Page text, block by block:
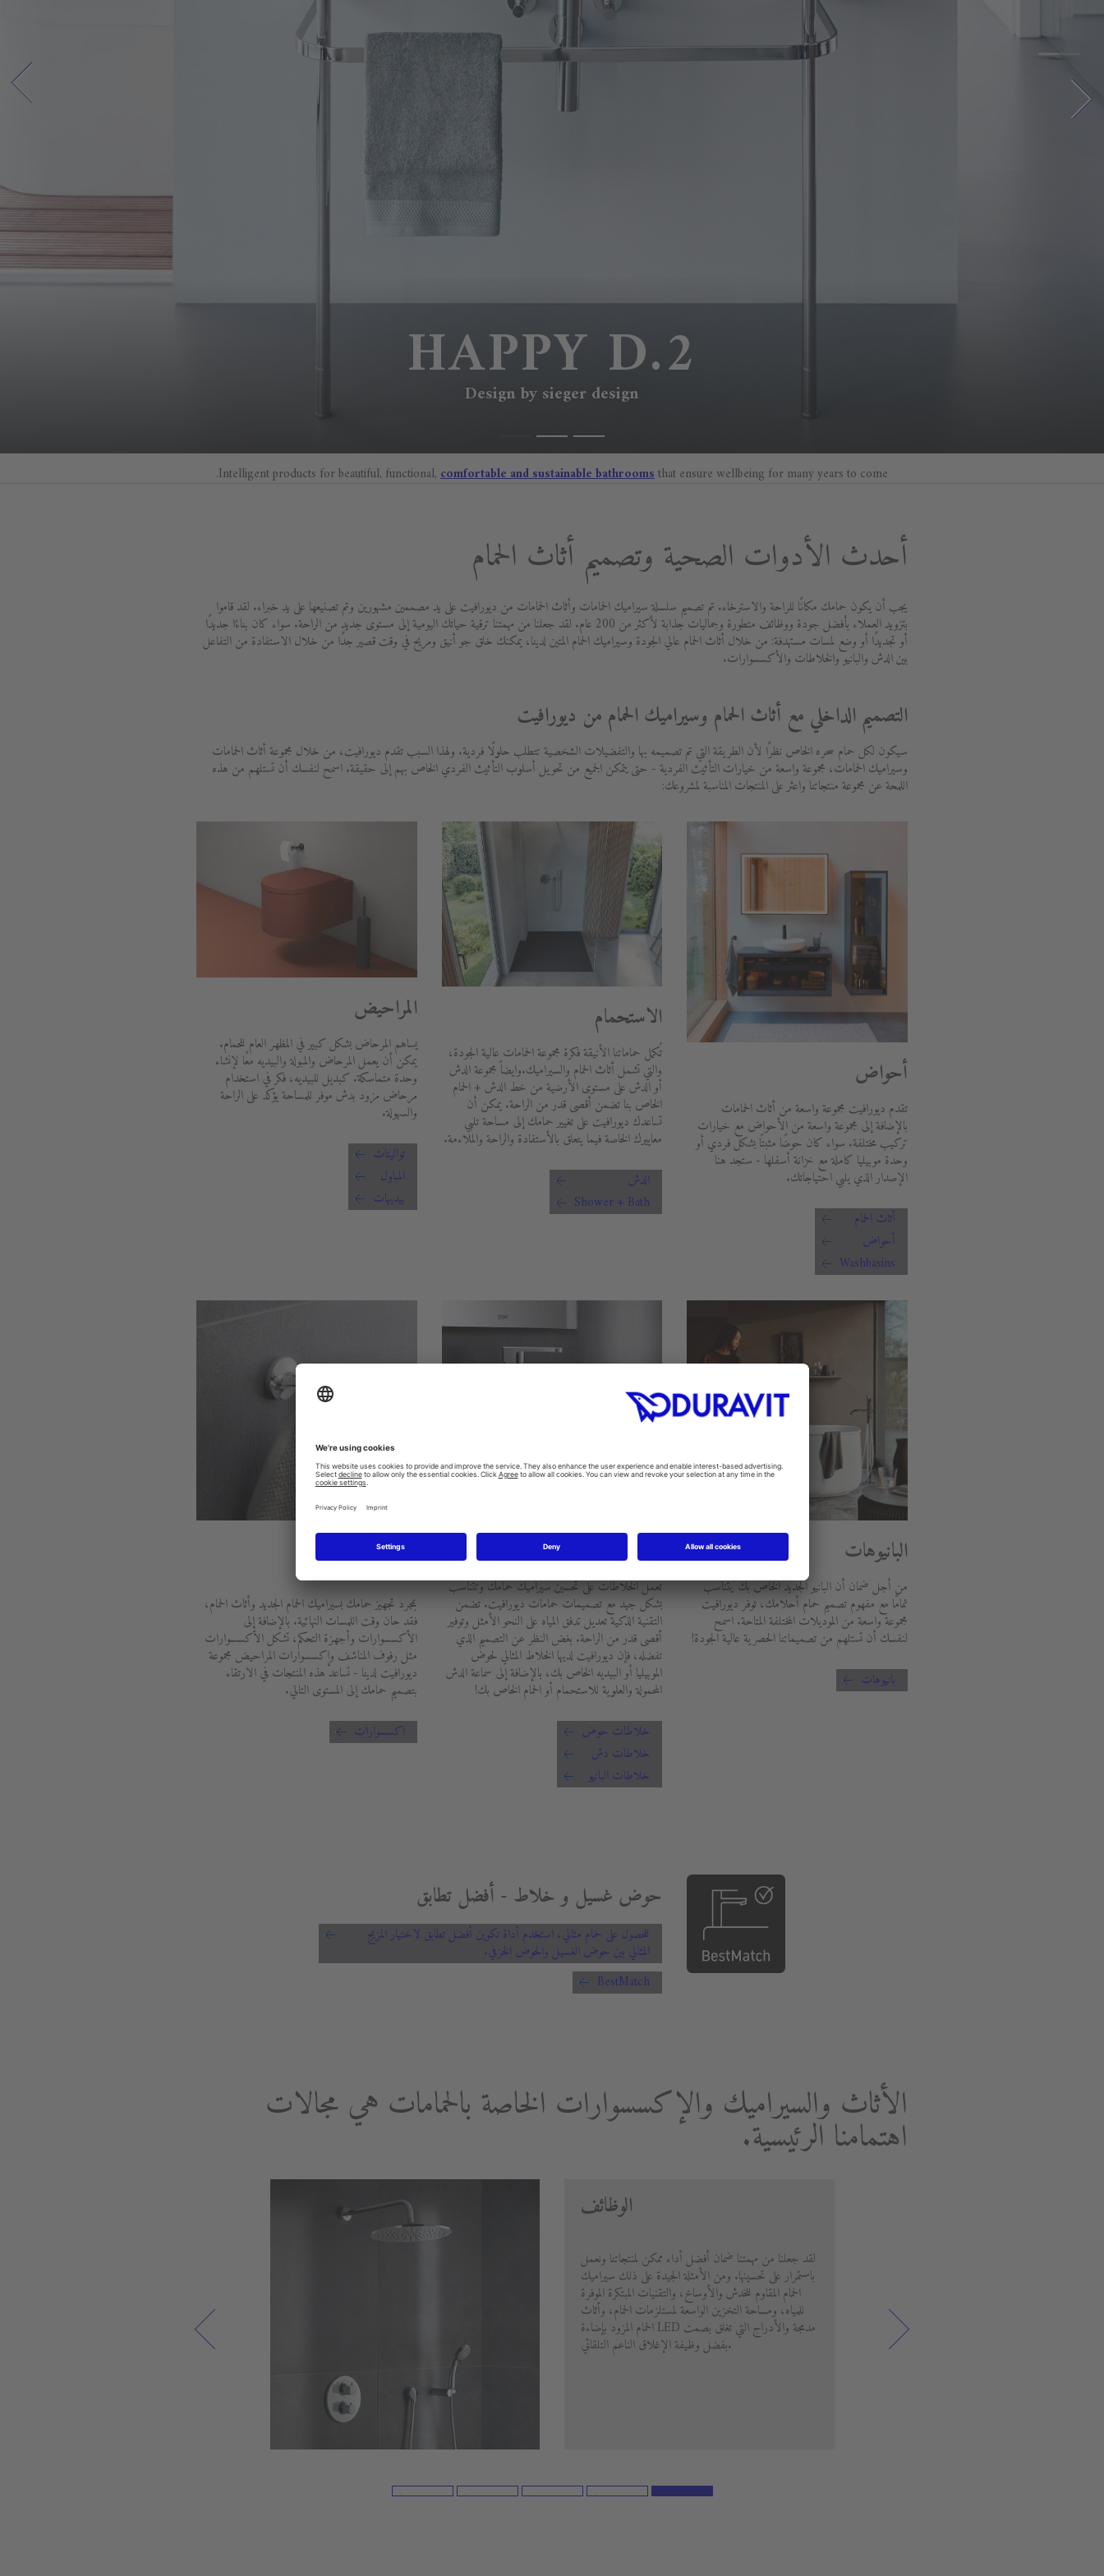
HAPPY D.2
Design by sieger design
Intelligent products for beautiful, functional,comfortable and sustainable bathroomsthat ensure wellbeing for many years to come.
أحدث الأدوات الصحية وتصميم أثاث الحمام
يجب أن يكون حمامك مكانًا للراحة والاسترخاء. تم تصميم سلسلة سيراميك الحمامات وأثاث الحمامات من ديورافيت على يد مصممين مشهورين وتم تصنيعها على يد خبراء. لقد قاموا
بتزويد العملاء بأفضل جودة ووظائف متطورة وجماليات جذابة لأكثر من 200 عام. لقد جعلنا من مهمتنا ترقية حياتك اليومية إلى مستوى جديد من الراحة. سواء كان بناءًا جديدًا
أو تجديدًا أو وضع لمسات مستهدفة: من خلال أثاث الحمام عالي الجودة وسيراميك الحمام المتين لدينا، يمكنك خلق جو أنيق ومريح في وقت قصير جدًا من خلال الاستفادة من التفاعل
بين الدش والبانيو والخلاطات والأكسسوارات.
التصميم الداخلي مع أثاث الحمام وسيراميك الحمام من ديورافيت
سيكون لكل حمام سحره الخاص نظرًا لأن الطريقة التي تم تصميمه بها والتفضيلات الشخصية تتطلب حلولًا فردية. ولهذا السبب تقدم ديورافيت، من خلال مجموعة أثاث الحمامات
وسيراميك الحمامات، مجموعة واسعة من خيارات التأثيث الفردية - حتى يتمكن الجميع من تحويل أسلوب التأثيث الفردي الخاص بهم إلى حقيقة. اسمح لنفسك أن تستلهم من هذه
اللمحة عن مجموعة منتجاتنا واعثر على المنتجات المناسبة لمشروعك:
أحواض
تقدم ديورافيت مجموعة واسعة من أثاث الحمامات
بالإضافة إلى مجموعة واسعة من الأحواض مع خيارات
تركيب مختلفة. سواء كان حوضًا مثبتًا بشكل فردي أو
وحدة موبيليا كاملة مع خزانة أسفلها - ستجد هنا
الإصدار الذي يلبي احتياجاتك.
أثاث الحمام
أحواض
Washbasins
الاستحمام
تُكمل حماماتنا الأنيقة فكرة مجموعة الحمامات عالية الجودة،
والتي تشمل أثاث الحمام والسيراميك.وايضاً مجموعة الدش
أو الدش على مستوى الأرضية من خط الدش + الحمام
الخاص بنا تضمن أقصى قدر من الراحة. يمكن أن
تساعدك ديورافيت على تغيير حمامك إلى مساحة تلبي
معاييرك الخاصة فيما يتعلق بالأستفادة والراحة والملاءمة.
الدش
Shower + Bath
المراحيض
يساهم المرحاض بشكل كبير في المظهر العام للحمام.
يمكن أن يعمل المرحاض والمبولة والبيديه معًا لإنشاء
وحدة متماسكة. كبديل للبيديه، فكر في استخدام
مرحاض مزود بدش موفر للمساحة يؤكد على الراحة
والسهولة.
تواليتات
المباول
بيديهات
البانيوهات
من أجل ضمان أن البانيو الجديد الخاص بك يتناسب
تمامًا مع مفهوم تصميم حمام أحلامك، توفر ديورافيت
مجموعة واسعة من الموديلات المختلفة المتاحة. اسمح
لنفسك أن تستلهم من تصميماتنا الحصرية عالية الجودة!
بانيوهات
الخلاطات
تعمل الخلاطات على تحسين سيراميك حمامك وتتناسب
بشكل جيد مع تصميمات حمامات ديورافيت. تضمن
التقنية الذكية تعديل تدفق المياه على النحو الأمثل وتوفير
أقصى قدر من الراحة. بغض النظر عن التصميم الذي
تفضله، فإن ديورافيت لديها الخلاط المثالي لحوض
الموبيليا أو البيديه الخاص بك، بالإضافة إلى سماعة الدش
المحمولة والعلوية للاستحمام أو الحمام الخاص بك!
خلاطات حوض
خلاطات دش
خلاطات البانيو
الأكسسوارات
بمجرد تجهيز حمامك بسيراميك الحمام الجديد وأثاث الحمام،
فقد حان وقت اللمسات النهائية. بالإضافة إلى
الأكسسوارات وأجهزة التحكم، تشكل الأكسسوارات
مثل رفوف المناشف وإكسسوارات المراحيض مجموعة
ديورافيت لدينا - تساعد هذه المنتجات في الارتقاء
بتصميم حمامك إلى المستوى التالي.
اكسسوارات
حوض غسيل و خلاط - أفضل تطابق
للحصول على حمام مثالي، استخدم أداة تكوين أفضل تطابق لاختيار المزيج
المثالي بين حوض الغسيل والحوض الخزفي.
BestMatch
الأثاث والسيراميك والإكسسوارات الخاصة بالحمامات هي مجالات
اهتمامنا الرئيسية.
الوظائف
لقد جعلنا من مهمتنا ضمان أفضل أداء ممكن لمنتجاتنا ونعمل
باستمرار على تحسينها. ومن الأمثلة الجيدة على ذلك سيراميك
الحمام المقاوم للخدش والأوساخ، والتقنيات المبتكرة الموفرة
للمياه، ومساحة التخزين الواسعة لمستلزمات الحمام، وأثاث
الحمام المزود بإضاءة LED مدمجة والأدراج التي تغلق بصمت
بفضل وظيفة الإغلاق الناعم التلقائي.
الأكريليكية أقصى قدر من الرفاهية وجودة الحياة.
السبب نسعى دائمًا إلى دمج أحدث التقنيات في
الحمام وأثاث الحمام من ديورافيت وخلق مكان مريح